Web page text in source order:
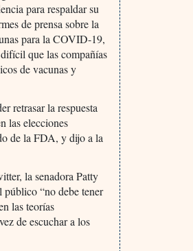
para respaldar su
de prensa sobre la
para la COVID-19,
que las compañías
de vacunas y
retrasar la respuesta
las elecciones
de la FDA, y dijo a la
la senadora Patty
“no debe tener
las teorías
de escuchar a los